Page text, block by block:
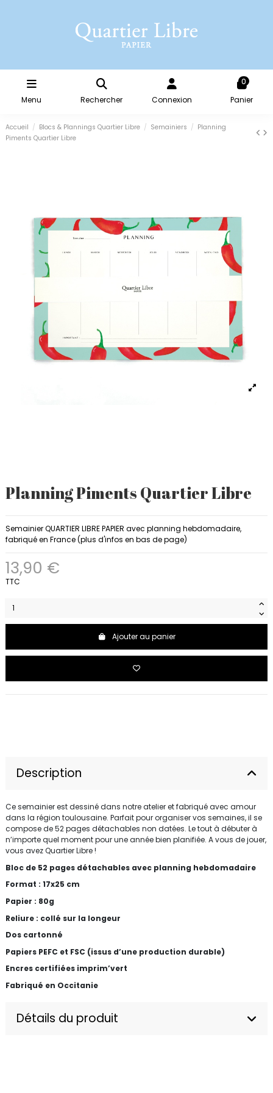
Menu Rechercher Connexion
0
Panier
Accueil Blocs & Plannings Quartier Libre Semainiers
Planning
Piments Quartier Libre
Planning Piments Quartier Libre
Semainier QUARTIER LIBRE PAPIER avec planning hebdomadaire,
fabriqué en France (plus d'infos en bas de page)
13,90 €
TTC
Ajouter au panier
Description
Ce semainier est dessiné dans notre atelier et fabriqué avec amour
dans la région toulousaine. Parfait pour organiser vos semaines, il se
compose de 52 pages détachables non datées. Le tout à débuter à
n’importe quel moment pour une année bien planifiée. A vous de jouer,
vous avez Quartier Libre !
Bloc de 52 pages détachables avec planning hebdomadaire
Format : 17x25 cm
Papier : 80g
Reliure : collé sur la longeur
Dos cartonné
Papiers PEFC et FSC (issus d’une production durable)
Encres certifiées imprim’vert
Fabriqué en Occitanie
Détails du produit